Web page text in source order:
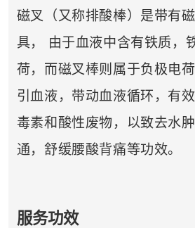
磁叉（又称排酸棒）是带有
具， 由于血液中含有铁质，
荷，而磁叉棒则属于负极电
引血液，带动血液循环，有
毒素和酸性废物，以致去水
通，舒缓腰酸背痛等功效。
服务功效